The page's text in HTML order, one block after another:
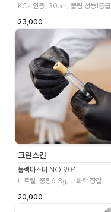
KCs 인증, 30cm, 뚫림 성능1등급
23,000
크린스킨
블랙마스터 NO.904
니트릴, 중량6.3g, 내화학 장갑
20,000